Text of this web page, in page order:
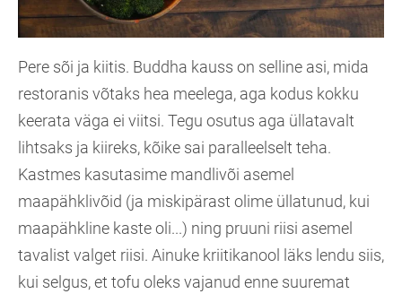
Pere sõi ja kiitis. Buddha kauss on selline asi, mida
restoranis võtaks hea meelega, aga kodus kokku
keerata väga ei viitsi. Tegu osutus aga üllatavalt
lihtsaks ja kiireks, kõike sai paralleelselt teha.
Kastmes kasutasime mandlivõi asemel
maapähklivõid (ja miskipärast olime üllatunud, kui
maapähkline kaste oli...) ning pruuni riisi asemel
tavalist valget riisi. Ainuke kriitikanool läks lendu siis,
kui selgus, et tofu oleks vajanud enne suuremat